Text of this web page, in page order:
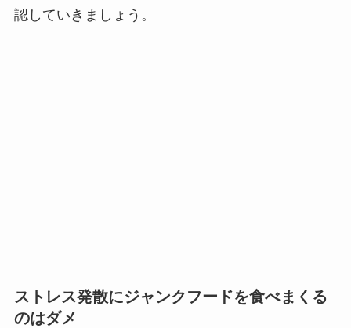
認していきましょう。
ストレス発散にジャンクフードを食べまくる
のはダメ